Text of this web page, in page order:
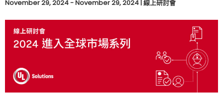
November 29, 2024 - November 29, 2024 | 線上研討會